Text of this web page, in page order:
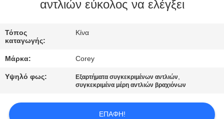
ΈΛΕΓΧΟΣ
ΜΑΖΊ
ΜΑΣ
αντλιών εύκολος να ελέγξει
Τόπος
καταγωγής:
Κίνα
Μάρκα: Corey
Υψηλό φως: Εξαρτήματα συγκεκριμένων αντλιών,
συγκεκριμένα μέρη αντλιών βραχιόνων
ΕΠΑΦΉ!